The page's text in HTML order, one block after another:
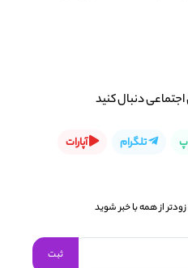
دنبال کنید
تلگرام آپارات
از همه با خبر شوید